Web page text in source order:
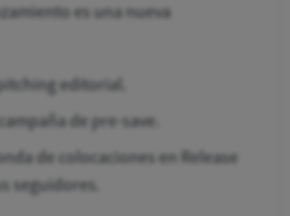
es una nueva
editorial.
de pre-save.
de colocaciones en Release
seguidores.